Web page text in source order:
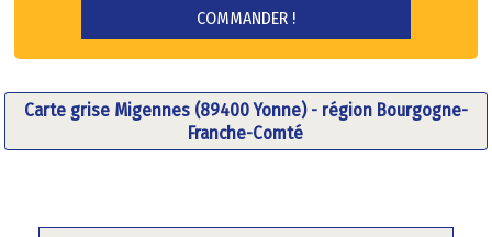
Carte grise Migennes (89400 Yonne) - région Bourgogne-
Franche-Comté